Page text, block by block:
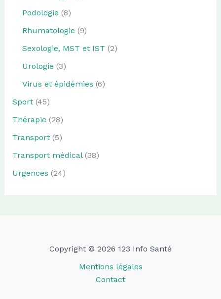
Podologie (8)
Rhumatologie (9)
Sexologie, MST et IST (2)
Urologie (3)
Virus et épidémies (6)
Sport(45)
Thérapie (28)
Transport(5)
Transport médical(38)
Urgences (24)
Copyright © 2026 123 Info Santé
Mentions légales
Contact